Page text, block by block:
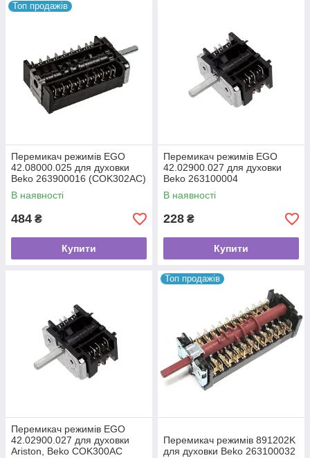
Топ продажів
Перемикач режимів EGO
42.08000.025 для духовки
Beko 263900016 (COK302AC)
В наявності
484 ₴
Купити
Перемикач режимів EGO
42.02900.027 для духовки
Beko 263100004
В наявності
228 ₴
Купити
Перемикач режимів EGO
42.02900.027 для духовки
Ariston, Beko COK300AC
Топ продажів
Перемикач режимів 891202K
для духовки Beko 263100032